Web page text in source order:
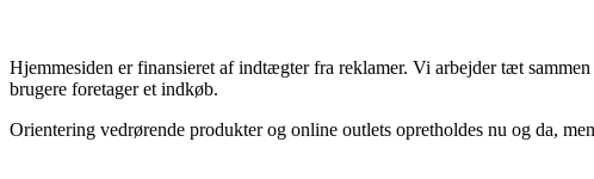
Hjemmesiden er finansieret af indtægter fra reklamer. Vi arbejder tæt
brugere foretager et indkøb.
Orientering vedrørende produkter og online outlets opretholdes nu og da,